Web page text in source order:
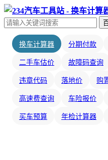
换车计算器 分期付款
二手车估价 故障码查询
违章代码 落地价 购
高速费查询 车险报价
买车预算 年检计算器